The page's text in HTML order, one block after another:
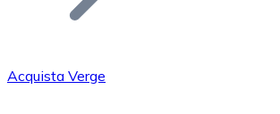
Acquista Verge